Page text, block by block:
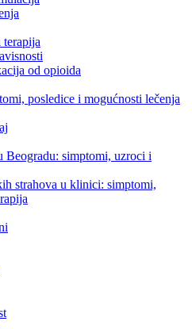
terapija
od opioida
posledice i mogućnosti lečenja
Beogradu: simptomi, uzroci i
strahova u klinici: simptomi,